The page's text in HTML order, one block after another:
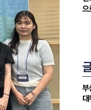
으
부